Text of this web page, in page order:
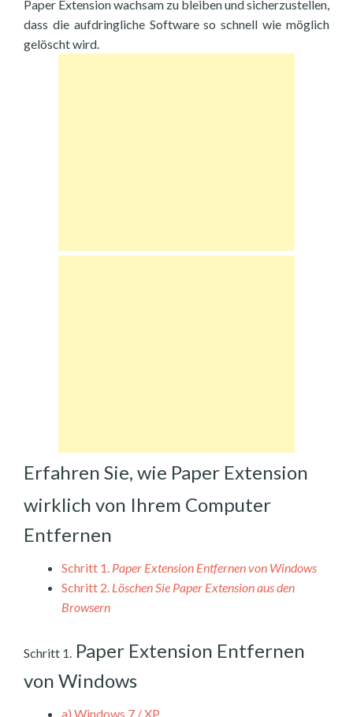
Paper Extension wachsam zu bleiben und sicherzustellen,
dass die aufdringliche Software so schnell wie möglich
gelöscht wird.
Erfahren Sie, wie Paper Extension
wirklich von Ihrem Computer
Entfernen
Schritt 1. Paper Extension Entfernen von Windows
Schritt 2. Löschen Sie Paper Extension aus den
Browsern
Schritt 1. Paper Extension Entfernen
von Windows
a) Windows 7 / XP